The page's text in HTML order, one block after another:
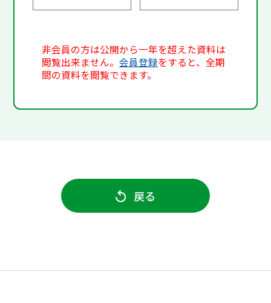
非会員の方は公開から一年を超えた資料は
閲覧出来ません。会員登録をすると、全期
間の資料を閲覧できます。
戻る